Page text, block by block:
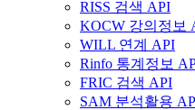
RISS 검색 API
KOCW 강의정보
WILL 연계 API
Rinfo 통계정보
FRIC 검색 API
SAM 분석활용